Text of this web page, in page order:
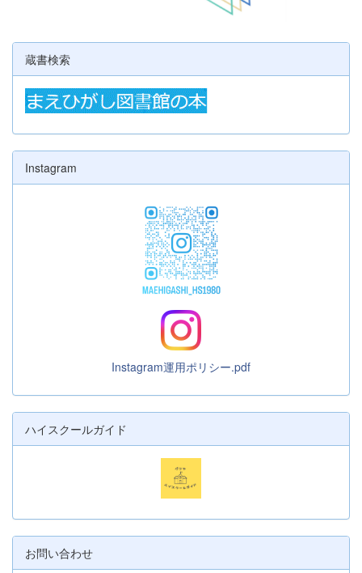
蔵書検索
Instagram
Instagram運用ポリシー.pdf
ハイスクールガイド
お問い合わせ